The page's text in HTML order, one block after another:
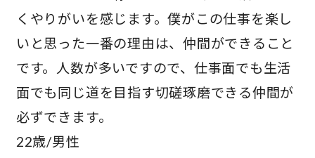
くやりがいを感じます。僕がこの仕事を楽し
いと思った一番の理由は、仲間ができること
です。人数が多いですので、仕事面でも生活
面でも同じ道を目指す切磋琢磨できる仲間が
必ずできます。​
22歳/男性